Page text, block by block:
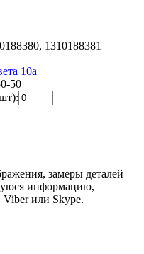
1310188381
10а
50
замеры деталей
информацию,
Viber или Skype.